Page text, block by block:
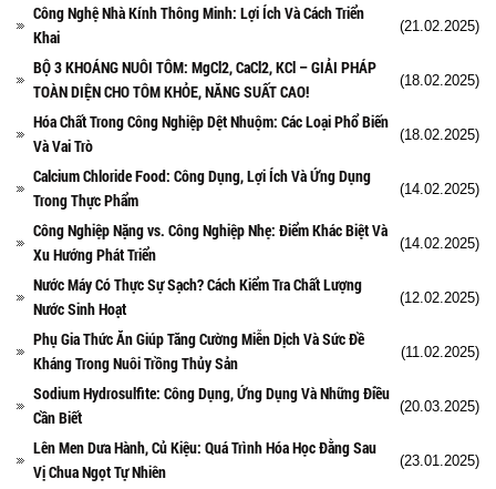
Công Nghệ Nhà Kính Thông Minh: Lợi Ích Và Cách Triển
Khai
(21.02.2025)
BỘ 3 KHOÁNG NUÔI TÔM: MgCl2, CaCl2, KCl – GIẢI PHÁP
TOÀN DIỆN CHO TÔM KHỎE, NĂNG SUẤT CAO!
(18.02.2025)
Hóa Chất Trong Công Nghiệp Dệt Nhuộm: Các Loại Phổ Biến
Và Vai Trò
(18.02.2025)
Calcium Chloride Food: Công Dụng, Lợi Ích Và Ứng Dụng
Trong Thực Phẩm
(14.02.2025)
Công Nghiệp Nặng vs. Công Nghiệp Nhẹ: Điểm Khác Biệt Và
Xu Hướng Phát Triển
(14.02.2025)
Nước Máy Có Thực Sự Sạch? Cách Kiểm Tra Chất Lượng
Nước Sinh Hoạt
(12.02.2025)
Phụ Gia Thức Ăn Giúp Tăng Cường Miễn Dịch Và Sức Đề
Kháng Trong Nuôi Trồng Thủy Sản
(11.02.2025)
Sodium Hydrosulfite: Công Dụng, Ứng Dụng Và Những Điều
Cần Biết
(20.03.2025)
Lên Men Dưa Hành, Củ Kiệu: Quá Trình Hóa Học Đằng Sau
Vị Chua Ngọt Tự Nhiên
(23.01.2025)